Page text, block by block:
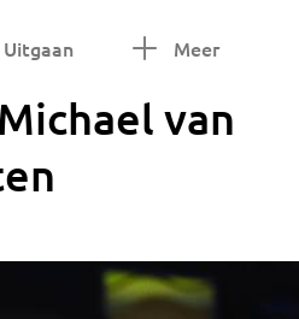
Uitgaan Meer
van